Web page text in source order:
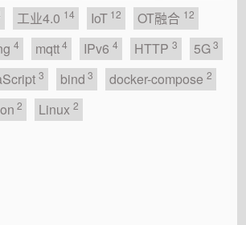
工业4.0 14 IoT 12 OT融合 12
4 mqtt 4 IPv6 4 HTTP 3 5G 3
3 bind 3 docker-compose 2
2 Linux 2